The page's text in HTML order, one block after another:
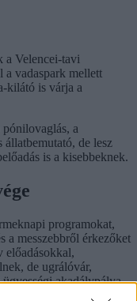
a Velencei-tavi
a vadaspark mellett
kilátó is várja a
a
állatbemutató, de lesz
is a kisebbeknek.
programokat,
a messzebbről érkezőket
előadásokkal,
de ugrálóvár,
akadálypálya,